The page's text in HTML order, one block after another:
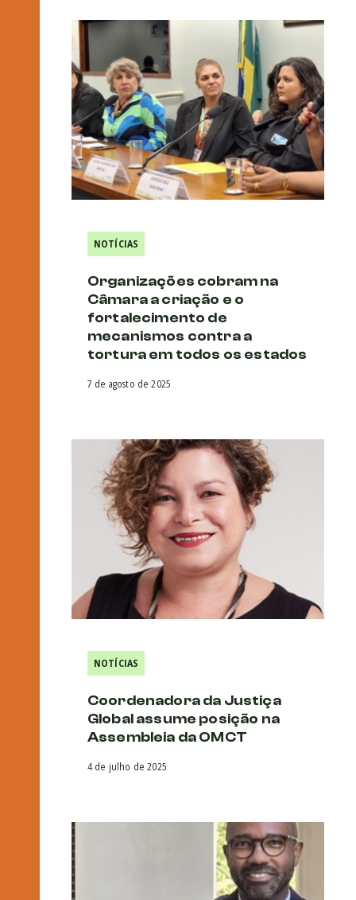
NOTÍCIAS
Organizações cobram na
Câmara a criação e o
fortalecimento de
mecanismos contra a
tortura em todos os estados
7 de agosto de 2025
NOTÍCIAS
Coordenadora da Justiça
Global assume posição na
Assembleia da OMCT
4 de julho de 2025